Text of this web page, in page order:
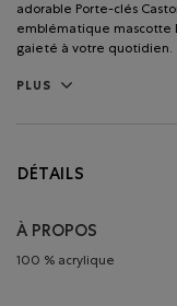
adorable Porte-clés
emblématique mascotte
gaieté à votre quotidien.
PLUS
DÉTAILS
À PROPOS
100 % acrylique